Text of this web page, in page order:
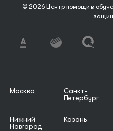
© 2026 Центр помощи в
Москва
Санкт-
Петербург
Нижний
Новгород
Казань